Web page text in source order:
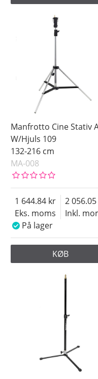
Manfrotto Cine Stativ
W/Hjuls 109
132-216 cm
MA-008
Eks. moms
1 644.84
Inkl.
2 056.05
På lager
KØB